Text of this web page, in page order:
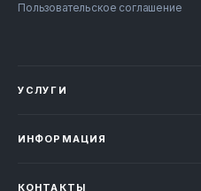
Пользовательское соглашение
УСЛУГИ
ИНФОРМАЦИЯ
КОНТАКТЫ